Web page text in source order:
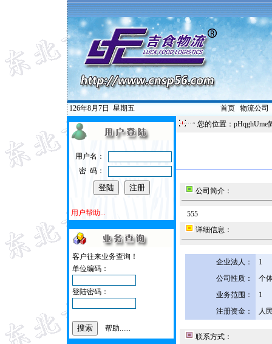
126年8月7日 星期五 首页| 物流公司
用户名：
密 码：
用户帮助...
客户往来业务查询！
单位编码：
登陆密码：
帮助......
您的位置：pHqghUme
公司简介：
555
详细信息：
企业法人：
1
公司性质：
个
业务范围：
1
注册资金：
人
联系方式：